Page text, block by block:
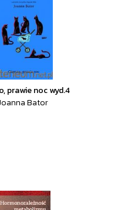
prawie noc wyd.4
Bator